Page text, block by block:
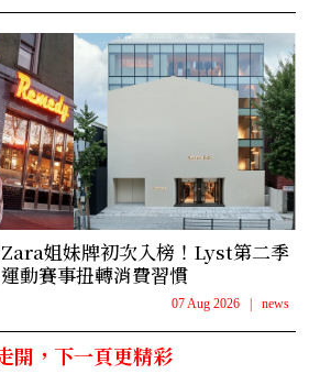
姐妹牌初次入榜！Lyst第二季
動賽事扭轉消費習慣
07 Aug 2026 | news
開，下一頁更精彩